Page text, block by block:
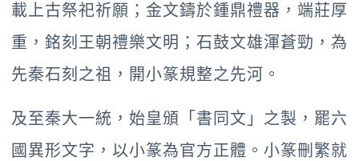
載上古祭祀祈願；金文鑄於鍾鼎禮器，端莊厚
重，銘刻王朝禮樂文明；石鼓文雄渾蒼勁，為
先秦石刻之祖，開小篆規整之先河。
及至秦大一統，始皇頒「書同文」之製，罷六
國異形文字，以小篆為官方正體。小篆刪繁就